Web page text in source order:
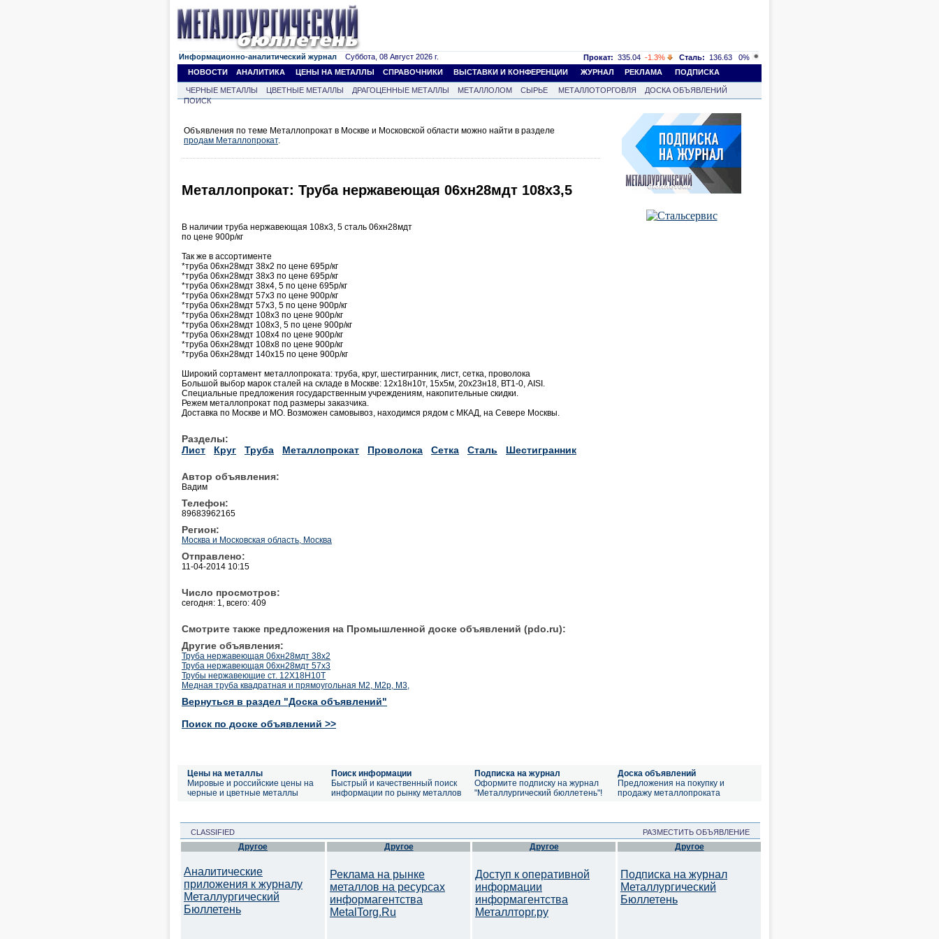
Информационно-аналитический журнал Суббота, 08 Август 2026 г. Прокат: 335.04 -1.3% Сталь: 136.63
0%
НОВОСТИ
АНАЛИТИКА ЦЕНЫ НА МЕТАЛЛЫ СПРАВОЧНИКИ ВЫСТАВКИ И КОНФЕРЕНЦИИ ЖУРНАЛ РЕКЛАМА ПОДПИСКА
ЧЕРНЫЕ МЕТАЛЛЫ ЦВЕТНЫЕ МЕТАЛЛЫ ДРАГОЦЕННЫЕ МЕТАЛЛЫ МЕТАЛЛОЛОМ СЫРЬЕ МЕТАЛЛОТОРГОВЛЯ
ДОСКА ОБЪЯВЛЕНИЙ
ПОИСК
Объявления по теме Металлопрокат в Москве и Московской области можно найти в разделе
продам Металлопрокат.
Металлопрокат: Труба нержавеющая 06хн28мдт 108х3,5
В наличии труба нержавеющая 108х3, 5 сталь 06хн28мдт
по цене 900р/кг
Так же в ассортименте
*труба 06хн28мдт 38х2 по цене 695р/кг
*труба 06хн28мдт 38х3 по цене 695р/кг
*труба 06хн28мдт 38х4, 5 по цене 695р/кг
*труба 06хн28мдт 57х3 по цене 900р/кг
*труба 06хн28мдт 57х3, 5 по цене 900р/кг
*труба 06хн28мдт 108х3 по цене 900р/кг
*труба 06хн28мдт 108х3, 5 по цене 900р/кг
*труба 06хн28мдт 108х4 по цене 900р/кг
*труба 06хн28мдт 108х8 по цене 900р/кг
*труба 06хн28мдт 140х15 по цене 900р/кг
Широкий сортамент металлопроката: труба, круг, шестигранник, лист, сетка, проволока
Большой выбор марок сталей на складе в Москве: 12х18н10т, 15х5м, 20х23н18, ВТ1-0, AISI.
Специальные предложения государственным учреждениям, накопительные скидки.
Режем металлопрокат под размеры заказчика.
Доставка по Москве и МО. Возможен самовывоз, находимся рядом с МКАД, на Севере Москвы.
Разделы:
Лист
Круг Труба Металлопрокат Проволока Сетка Сталь Шестигранник
Автор объявления:
Вадим
Телефон:
89683962165
Регион:
Москва и Московская область, Москва
Отправлено:
11-04-2014 10:15
Число просмотров:
сегодня: 1, всего: 409
Смотрите также предложения на Промышленной доске объявлений (pdo.ru):
Другие объявления:
Труба нержавеющая 06хн28мдт 38х2
Труба нержавеющая 06хн28мдт 57х3
Трубы нержавеющие ст. 12Х18Н10Т
Медная труба квадратная и прямоугольная М2, М2р, М3,
Вернуться в раздел "Доска объявлений"
Поиск по доске объявлений >>
Цены на металлы
Мировые и российские цены на
черные и цветные металлы
Поиск информации
Быстрый и качественный поиск
информации по рынку металлов
Подписка на журнал
Оформите подписку на журнал
"Металлургический бюллетень"!
Доска объявлений
Предложения на покупку и
продажу металлопроката
CLASSIFIED РАЗМЕСТИТЬ ОБЪЯВЛЕНИЕ
Другое
Аналитические
приложения к журналу
Металлургический
Бюллетень
Другое
Реклама на рынке
металлов на ресурсах
информагентства
MetalTorg.Ru
Другое
Доступ к оперативной
информации
информагентства
Металлторг.ру
Другое
Подписка на журнал
Металлургический
Бюллетень